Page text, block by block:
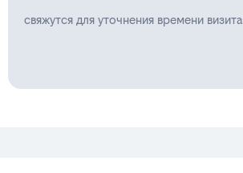
свяжутся для уточнения времени визита